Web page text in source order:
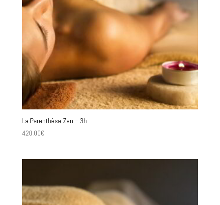
La Parenthèse Zen – 3h
420.00€